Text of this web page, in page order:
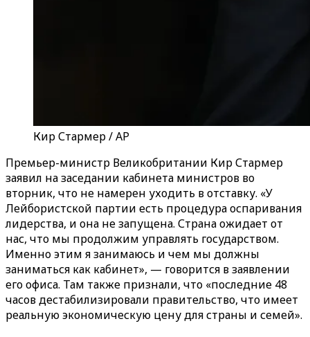
Кир Стармер / AP
Премьер-министр Великобритании Кир Стармер
заявил на заседании кабинета министров во
вторник, что не намерен уходить в отставку. «У
Лейбористской партии есть процедура оспаривания
лидерства, и она не запущена. Страна ожидает от
нас, что мы продолжим управлять государством.
Именно этим я занимаюсь и чем мы должны
заниматься как кабинет», — говорится в заявлении
его офиса. Там также признали, что «последние 48
часов дестабилизировали правительство, что имеет
реальную экономическую цену для страны и семей».